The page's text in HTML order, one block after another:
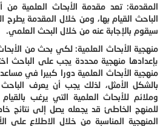
المقدمة: تعد مقدمة الأبحاث العلمية
الباحث القيام بها، ومن خلال المقدمة يطرح
سيقوم بالإجابة عنه من خلال البحث العلمي.
منهجية الأبحاث العلمية: لكي بحث من
بإعدادها منهجية محددة يجب على الباحث
منهجية الأبحاث العلمية دورا كبيرا في
بالشكل الأمثل، لذلك يجب أن يعرف
وملائم للأبحاث العلمية التي يرغب
للمنهج الخاطئ قد يجعله يصل إلى نتائج
المنهجية المناسبة من خلال الاطلاع على